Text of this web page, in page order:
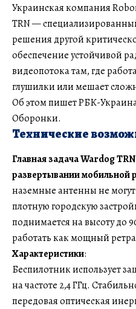
Украинская компания
TRN —
решения другой
обеспечение устойчивой
видеопотока там, где
глушилки или мешает
Об этом пишет РБК-
Оборонки.
Технические
Главная задача Wardog
развертывании мобильной
наземные антенны не
плотную городскую
поднимается на высоту до
работать как мощный
Характеристики:
Беспилотник использует
на частоте 2,4 ГГц.
передовая оптическая